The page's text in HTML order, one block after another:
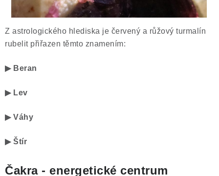
Z astrologického hlediska je červený a růžový turmalín
rubelit přiřazen těmto znamením:
▶ Beran
▶ Lev
▶ Váhy
▶ Štír
Čakra - energetické centrum